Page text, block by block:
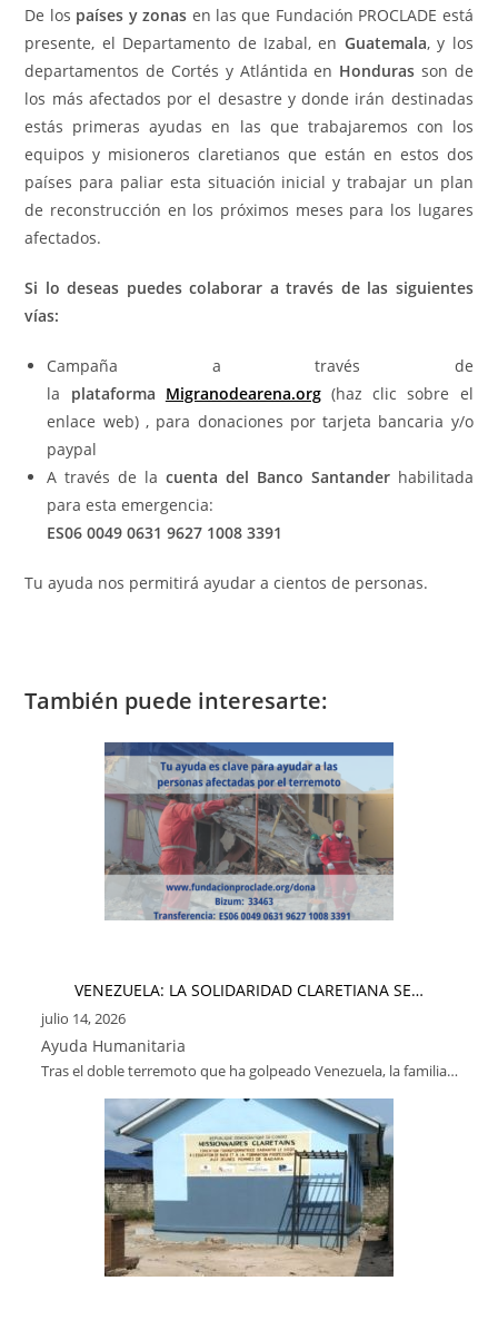
De los países y zonas en las que Fundación PROCLADE está
presente, el Departamento de Izabal, en Guatemala, y los
departamentos de Cortés y Atlántida en Honduras son de
los más afectados por el desastre y donde irán destinadas
estás primeras ayudas en las que trabajaremos con los
equipos y misioneros claretianos que están en estos dos
países para paliar esta situación inicial y trabajar un plan
de reconstrucción en los próximos meses para los lugares
afectados.
Si lo deseas puedes colaborar a través de las siguientes
vías:
Campaña a través de
la plataforma Migranodearena.org (haz clic sobre el
enlace web) , para donaciones por tarjeta bancaria y/o
paypal
A través de la cuenta del Banco Santanderhabilitada
para esta emergencia:
ES06 0049 0631 9627 1008 3391
Tu ayuda nos permitirá ayudar a cientos de personas.
También puede interesarte:
VENEZUELA: LA SOLIDARIDAD CLARETIANA SE…
julio 14, 2026
Ayuda Humanitaria
Tras el doble terremoto que ha golpeado Venezuela, la familia…